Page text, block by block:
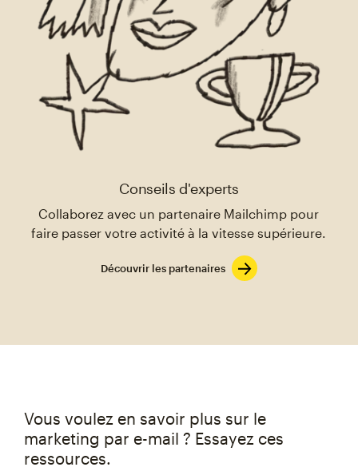
Conseils d'experts
Collaborez avec un partenaire Mailchimp pour
faire passer votre activité à la vitesse supérieure.
Découvrir les partenaires
Vous voulez en savoir plus sur le
marketing par e-mail ? Essayez ces
ressources.